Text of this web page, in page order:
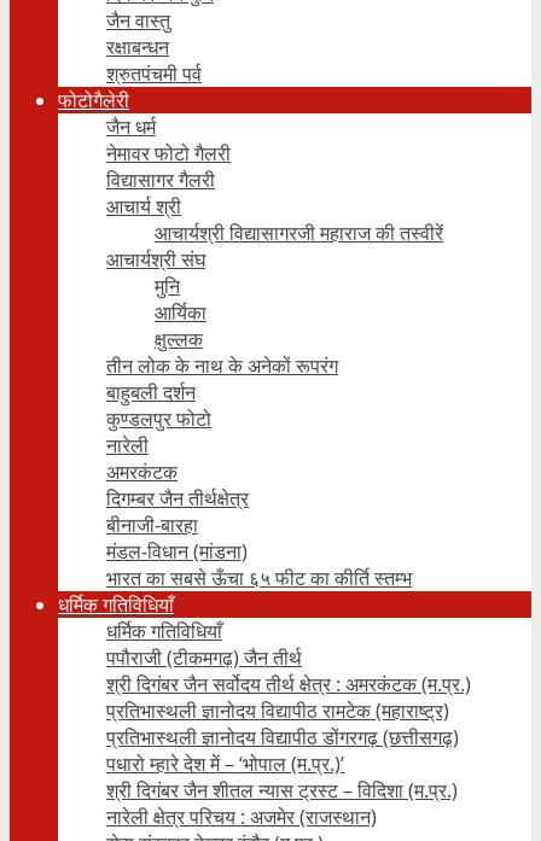
जैन वास्तु
रक्षाबन्धन
श्रुतपंचमी पर्व
फोटोगैलेरी
जैन धर्म
नेमावर फोटो गैलरी
विद्यासागर गैलरी
आचार्य श्री
आचार्यश्री विद्यासागरजी महाराज की तस्वीरें
आचार्यश्री संघ
मुनि
आर्यिका
क्षुल्लक
तीन लोक के नाथ के अनेकों रूपरंग
बाहुबली दर्शन
कुण्डलपुर फोटो
नारेली
अमरकंटक
दिगम्बर जैन तीर्थक्षेत्र
बीनाजी-बारहा
मंडल-विधान (मांडना)
भारत का सबसे ऊँचा ६५ फीट का कीर्ति स्तम्भ
धर्मिक गतिविधियाँ
धर्मिक गतिविधियाँ
पपौराजी (टीकमगढ़) जैन तीर्थ
श्री दिगंबर जैन सर्वोदय तीर्थ क्षेत्र : अमरकंटक (म.प्र.)
प्रतिभास्थली ज्ञानोदय विद्यापीठ रामटेक (महाराष्ट्र)
प्रतिभास्थली ज्ञानोदय विद्यापीठ डोंगरगढ़ (छत्तीसगढ़)
पधारो म्हारे देश में – ‘भोपाल (म.प्र.)’
श्री दिगंबर जैन शीतल न्यास ट्रस्ट – विदिशा (म.प्र.)
नारेली क्षेत्र परिचय : अजमेर (राजस्थान)